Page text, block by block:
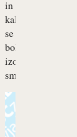
in
kako
se
boleznim
izogniti,
smo...